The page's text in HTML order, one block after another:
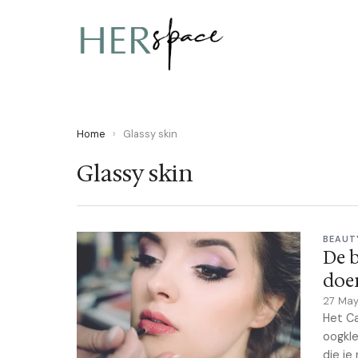
Home › Glassy skin
Glassy skin
De
27
Het
die je